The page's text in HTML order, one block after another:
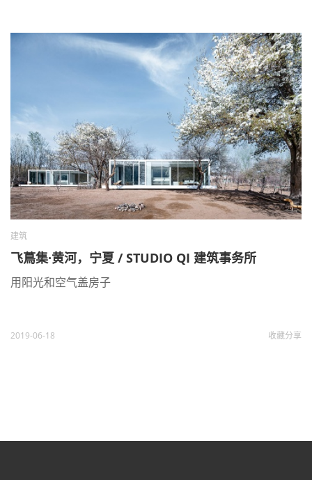
建筑
飞蔦集·黄河，宁夏 / STUDIO QI 建筑事务所
用阳光和空气盖房子
2019-06-18 收藏分享